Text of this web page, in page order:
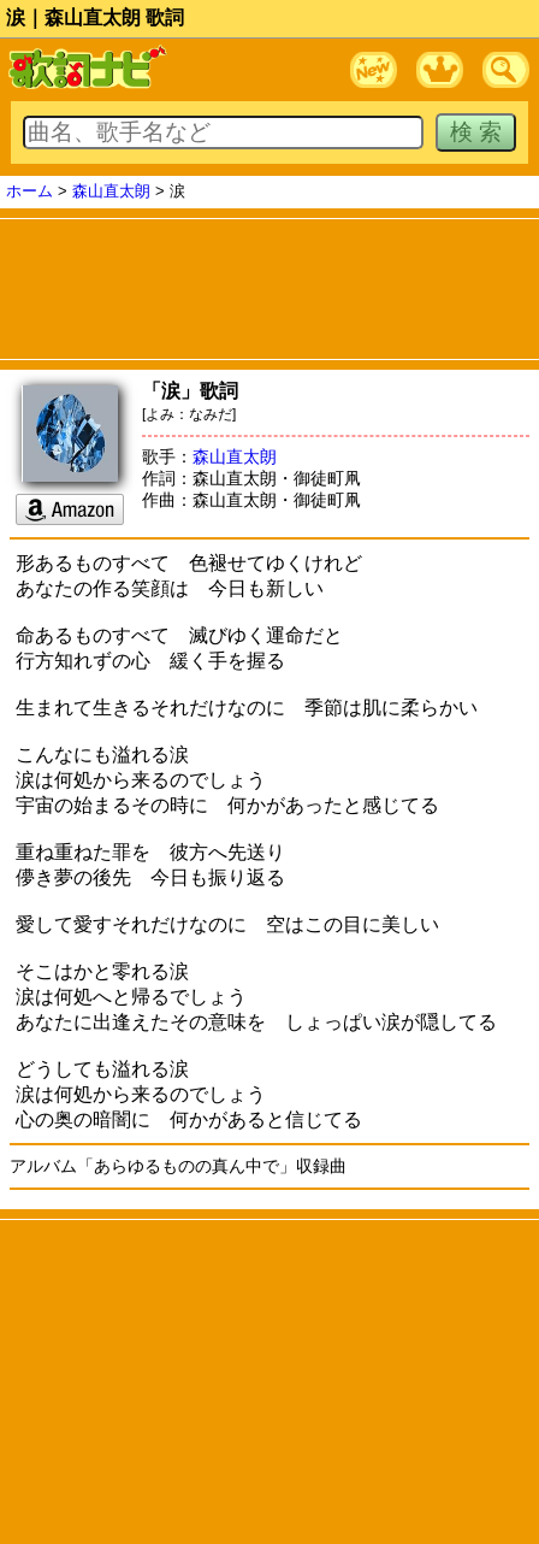
涙｜森山直太朗 歌詞
ホーム > 森山直太朗 > 涙
「涙」歌詞
[よみ：なみだ]
歌手： 森山直太朗
作詞：森山直太朗・御徒町凧
作曲：森山直太朗・御徒町凧
形あるものすべて 色褪せてゆくけれど
あなたの作る笑顔は 今日も新しい
命あるものすべて 滅びゆく運命だと
行方知れずの心 緩く手を握る
生まれて生きるそれだけなのに 季節は肌に柔らかい
こんなにも溢れる涙
涙は何処から来るのでしょう
宇宙の始まるその時に 何かがあったと感じてる
重ね重ねた罪を 彼方へ先送り
儚き夢の後先 今日も振り返る
愛して愛すそれだけなのに 空はこの目に美しい
そこはかと零れる涙
涙は何処へと帰るでしょう
あなたに出逢えたその意味を しょっぱい涙が隠してる
どうしても溢れる涙
涙は何処から来るのでしょう
心の奥の暗闇に 何かがあると信じてる
アルバム「あらゆるものの真ん中で」収録曲